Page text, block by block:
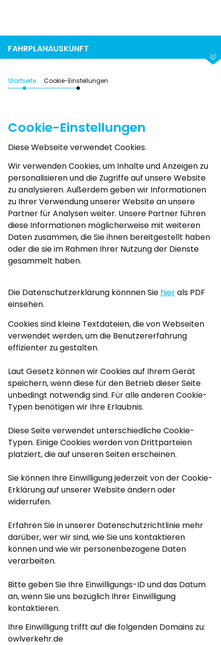
FAHRPLANAUSKUNFT
Startseite Cookie-Einstellungen
Cookie-Einstellungen
Diese Webseite verwendet Cookies.
Wir verwenden Cookies, um Inhalte und Anzeigen zu
personalisieren und die Zugriffe auf unsere Website
zu analysieren. Außerdem geben wir Informationen
zu Ihrer Verwendung unserer Website an unsere
Partner für Analysen weiter. Unsere Partner führen
diese Informationen möglicherweise mit weiteren
Daten zusammen, die Sie ihnen bereitgestellt haben
oder die sie im Rahmen Ihrer Nutzung der Dienste
gesammelt haben.
Die Datenschutzerklärung könnnen Sie hierals PDF
einsehen.
Cookies sind kleine Textdateien, die von Webseiten
verwendet werden, um die Benutzererfahrung
effizienter zu gestalten.
Laut Gesetz können wir Cookies auf Ihrem Gerät
speichern, wenn diese für den Betrieb dieser Seite
unbedingt notwendig sind. Für alle anderen Cookie-
Typen benötigen wir Ihre Erlaubnis.
Diese Seite verwendet unterschiedliche Cookie-
Typen. Einige Cookies werden von Drittparteien
platziert, die auf unseren Seiten erscheinen.
Sie können Ihre Einwilligung jederzeit von der Cookie-
Erklärung auf unserer Website ändern oder
widerrufen.
Erfahren Sie in unserer Datenschutzrichtlinie mehr
darüber, wer wir sind, wie Sie uns kontaktieren
können und wie wir personenbezogene Daten
verarbeiten.
Bitte geben Sie Ihre Einwilligungs-ID und das Datum
an, wenn Sie uns bezüglich Ihrer Einwilligung
kontaktieren.
Ihre Einwilligung trifft auf die folgenden Domains zu:
owlverkehr.de